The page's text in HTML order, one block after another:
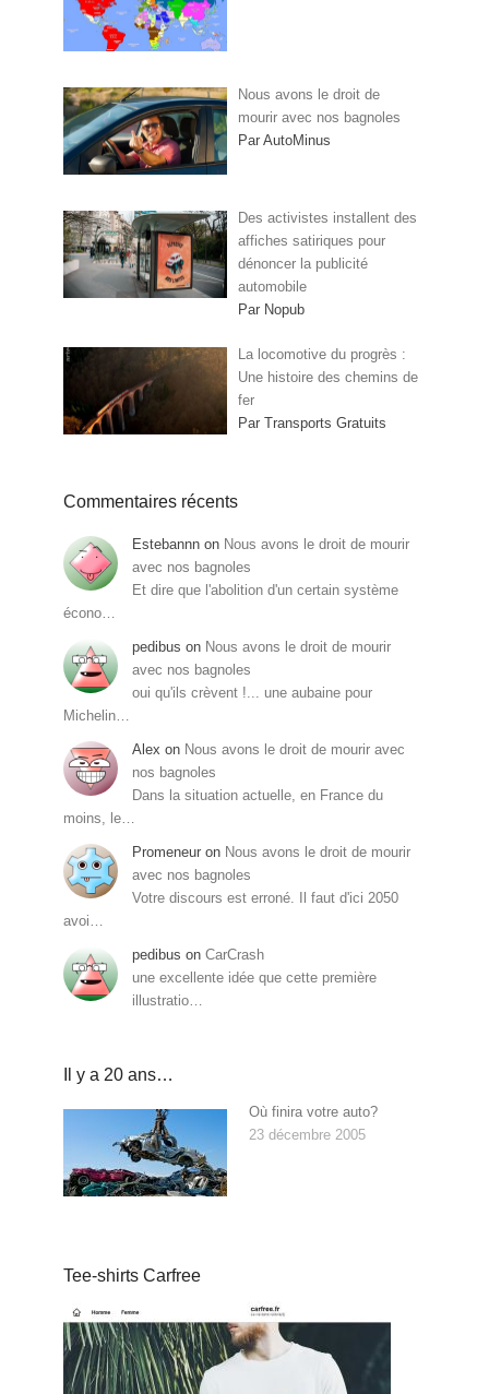
Nous avons le droit de
mourir avec nos bagnoles
Par AutoMinus
Des activistes installent des
affiches satiriques pour
dénoncer la publicité
automobile
Par Nopub
La locomotive du progrès :
Une histoire des chemins de
fer
Par Transports Gratuits
Commentaires récents
Estebannn on Nous avons le droit de mourir
avec nos bagnoles
Et dire que l'abolition d'un certain système
écono…
pedibus on Nous avons le droit de mourir
avec nos bagnoles
oui qu'ils crèvent !... une aubaine pour
Michelin…
Alex on Nous avons le droit de mourir avec
nos bagnoles
Dans la situation actuelle, en France du
moins, le…
Promeneur on Nous avons le droit de mourir
avec nos bagnoles
Votre discours est erroné. Il faut d'ici 2050
avoi…
pedibus on CarCrash
une excellente idée que cette première
illustratio…
Il y a 20 ans…
Où finira votre auto?
23 décembre 2005
Tee-shirts Carfree